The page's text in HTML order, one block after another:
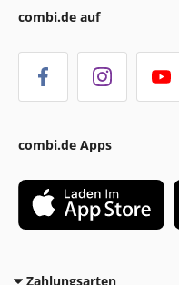
Combi führt Butter von
combi.de auf
combi.de Apps
Zahlungsarten